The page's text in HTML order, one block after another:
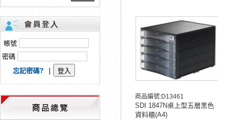
本網站免費註冊，所標示的商品單價皆為“未稅價格”；本公司保有是否接單出
HP、EPSON、CANON原廠耗材價格浮動，下單前請先跟客服人員確認最新
本網站免費註冊，所標示的商品單價皆為“未稅價格”；本公司保有是否接單出
匯款客戶請注意！因商品繁複來不及發現短缺，遂待客服人員跟您確認訂單
本網站免費註冊，所標示的商品單價皆為“未稅價格”；本公司保有是否接單出
帳號
密碼
忘記密碼?
商品編號:D13461
SDI 1847N桌上型五層黑色
資料櫃(A4)